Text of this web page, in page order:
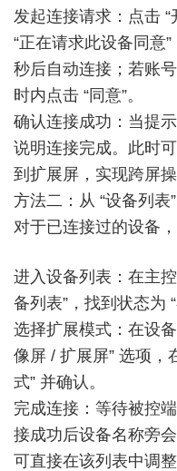
发起连接请求：点击
“正在请求此设备同意
秒后自动连接；若账
时内点击 “同意”。
确认连接成功：当提
说明连接完成。此时
到扩展屏，实现跨屏操
方法二：从 “设备列表
对于已连接过的设备
进入设备列表：在主
备列表”，找到状态为
选择扩展模式：在设
像屏 / 扩展屏” 选项，
式” 并确认。
完成连接：等待被控
接成功后设备名称旁
可直接在该列表中调